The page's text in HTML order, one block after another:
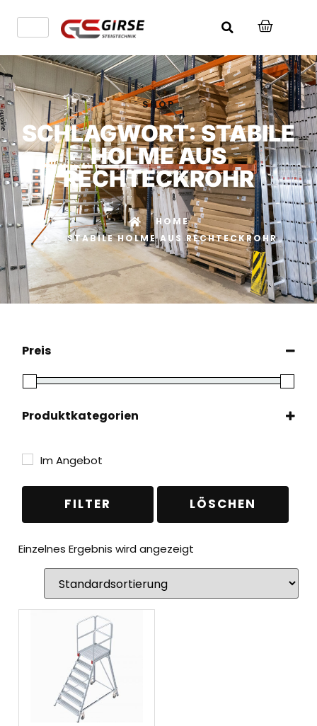
SHOP
SCHLAGWORT: STABILE
HOLME AUS
RECHTECKROHR
HOME
STABILE HOLME AUS RECHTECKROHR
Preis
Produktkategorien
Plattformleitern
Fahrbare Podeste
Im Angebot
FILTER LÖSCHEN
Einzelnes Ergebnis wird angezeigt